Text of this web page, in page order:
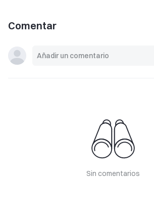
Comentar
Sin comentarios